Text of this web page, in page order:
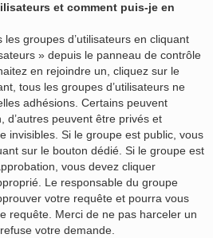
et comment puis-je en
groupes d’utilisateurs en cliquant
» depuis le panneau de contrôle
en rejoindre un, cliquez sur le
tous les groupes d’utilisateurs ne
adhésions. Certains peuvent
d’autres peuvent être privés et
invisibles. Si le groupe est public, vous
sur le bouton dédié. Si le groupe est
vous devez cliquer
Le responsable du groupe
votre requête et pourra vous
requête. Merci de ne pas harceler un
votre demande.